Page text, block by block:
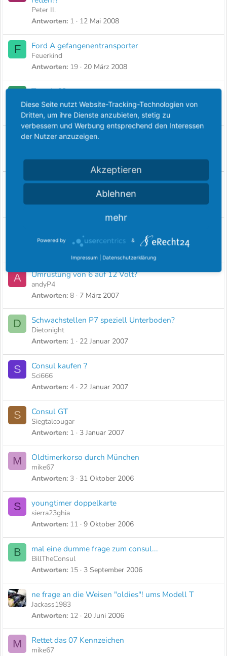
Peter II.
Antworten 1 12 Mai 2008
F Ford A gefangenentransporter
Feuerkind
Antworten 19 20 März 2008
Transit 68
Draco
Antworten 2 29 September 2007
P 24h Rennen NBR Fotos gesucht
Antworten 2 13 Juni 2007
Lichtmaschine für P7b
Antworten 1 4 Mai 2007
Dietonight
A Umrüstung von 6 auf 12 Volt?
andyP4
Antworten 8 7 März 2007
D Schwachstellen P7 speziell Unterboden?
Dietonight
Antworten 1 22 Januar 2007
S Consul kaufen ?
Sci666
Antworten 4 22 Januar 2007
S Consul GT
Siegtalcougar
Antworten 1 3 Januar 2007
M Oldtimerkorso durch München
mike67
Antworten 3 31 Oktober 2006
S youngtimer doppelkarte
sierra23ghia
Antworten 11 9 Oktober 2006
B mal eine dumme frage zum consul...
BillTheConsul
Antworten 15 3 September 2006
ne frage an die Weisen "oldies"! ums Modell T
Jackass1983
Antworten 12 20 Juni 2006
M Rettet das 07 Kennzeichen
mike67
Diese Seite nutzt Website-Tracking-Technologien von
Dritten, um ihre Dienste anzubieten, stetig zu
verbessern und Werbung entsprechend den Interessen
der Nutzer anzuzeigen.
Akzeptieren
Ablehnen
mehr
Powered by &
Impressum | Datenschutzerklärung